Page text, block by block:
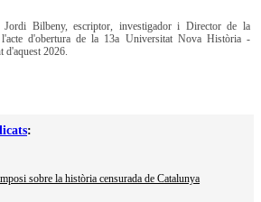
Jordi Bilbeny, escriptor, investigador i Director de la
d'obertura de la 13a Universitat Nova Història -
d'aquest 2026.
:
sobre la història censurada de Catalunya